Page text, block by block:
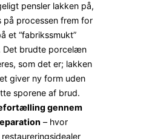
pensler lakken på,
på processen frem for
et “fabrikssmukt”
Det brudte porcelæn
som det er; lakken
giver ny form uden
sporene af brud.
gennem
– hvor